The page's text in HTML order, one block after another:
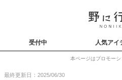
受付中 人気アイ
本ページはプロモー
最終更新日：2025/06/30